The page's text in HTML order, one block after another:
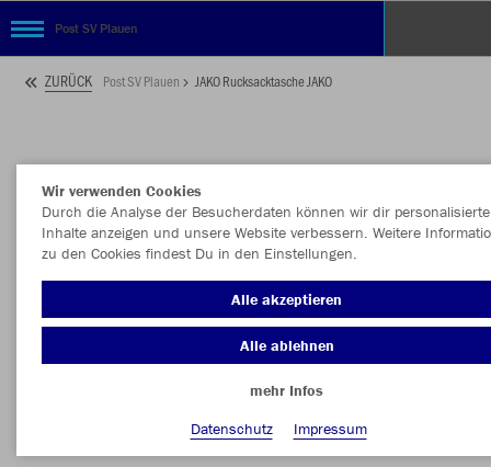
Post SV Plauen
ZURÜCK Post SV Plauen JAKO Rucksacktasche JAKO
Wir verwenden Cookies
Durch die Analyse der Besucherdaten können wir dir personalisierte
Inhalte anzeigen und unsere Website verbessern. Weitere
zu den Cookies findest Du in den Einstellungen.
Alle akzeptieren
Alle ablehnen
mehr Infos
Datenschutz
Impressum